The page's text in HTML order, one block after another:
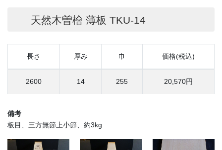
天然木曽檜 薄板 TKU-14
長さ 厚み 巾 価格(税込)
2600 14 255 20,570円
備考
板目、三方無節上小節、約3kg